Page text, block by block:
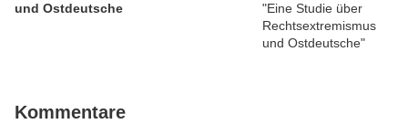
und Ostdeutsche
Kommentare